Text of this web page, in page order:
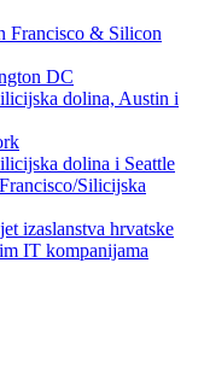
Francisco & Silicon
DC
dolina, Austin i
dolina i Seattle
Silicijska
izaslanstva hrvatske
IT kompanijama